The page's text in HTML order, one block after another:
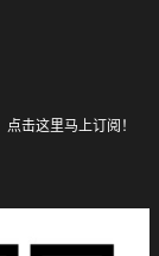
点击这里马上订阅！